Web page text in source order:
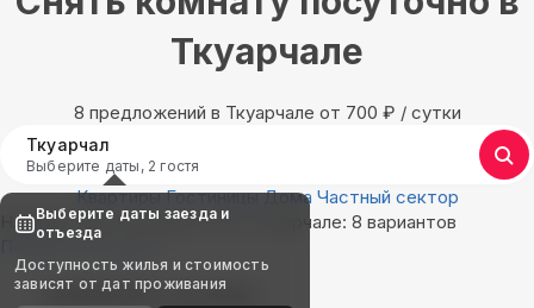
Ткуарчале
8 предложений в Ткуарчале oт 700 ₽ / сутки
Ткуарчал
Выберите даты, 2 гостя
Квартиры Гостиницы Дома Частный сектор
Найдём, где остановиться в Ткуарчале: 8 вариантов
Показать на карте
Выбирайте лучшее
Выберите даты заезда и
отъезда
Доступность жилья и стоимость
зависят от дат проживания